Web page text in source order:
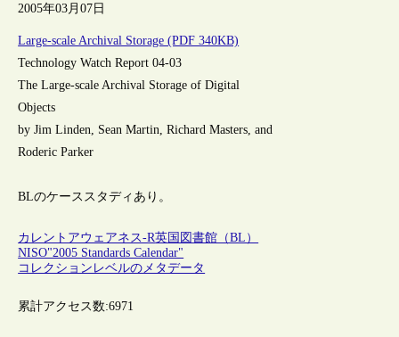
2005年03月07日
Large-scale Archival Storage (PDF 340KB)
Technology Watch Report 04-03
The Large-scale Archival Storage of Digital
Objects
by Jim Linden, Sean Martin, Richard Masters, and
Roderic Parker
BLのケーススタディあり。
カレントアウェアネス-R英国図書館（BL）
NISO"2005 Standards Calendar"
コレクションレベルのメタデータ
累計アクセス数:6971